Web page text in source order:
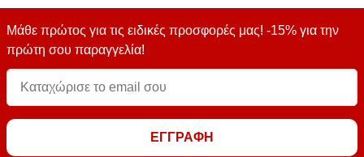
Μάθε πρώτος για τις ειδικές προσφορές μας! -15% για την
πρώτη σου παραγγελία!
ΕΓΓΡΑΦΗ